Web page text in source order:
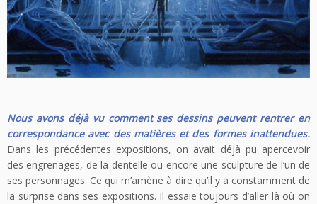
Nous avons déjà vu comment ses dessins peuvent rentrer en
correspondance avec des matières et des formes inattendues.
Dans les précédentes expositions, on avait déjà pu apercevoir
des engrenages, de la dentelle ou encore une sculpture de l’un de
ses personnages. Ce qui m’amène à dire qu’il y a constamment de
la surprise dans ses expositions. Il essaie toujours d’aller là où on